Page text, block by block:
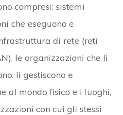
compresi: sistemi
che eseguono e
di rete (reti
le organizzazioni che li
li gestiscono e
al mondo fisico e i luoghi,
con cui gli stessi